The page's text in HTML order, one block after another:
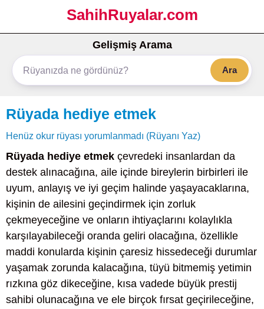
SahihRuyalar.com
Gelişmiş Arama
Ara
Rüyada hediye etmek
Henüz okur rüyası yorumlanmadı (Rüyanı Yaz)
Rüyada hediye etmek çevredeki insanlardan da
destek alınacağına, aile içinde bireylerin birbirleri ile
uyum, anlayış ve iyi geçim halinde yaşayacaklarına,
kişinin de ailesini geçindirmek için zorluk
çekmeyeceğine ve onların ihtiyaçlarını kolaylıkla
karşılayabileceği oranda geliri olacağına, özellikle
maddi konularda kişinin çaresiz hissedeceği durumlar
yaşamak zorunda kalacağına, tüyü bitmemiş yetimin
rızkına göz dikeceğine, kısa vadede büyük prestij
sahibi olunacağına ve ele birçok fırsat geçirileceğine,